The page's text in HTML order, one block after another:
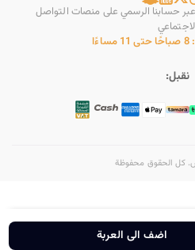
اضف الى العربة
حسابنا الرسمي على منصات التواصل
نقبل: